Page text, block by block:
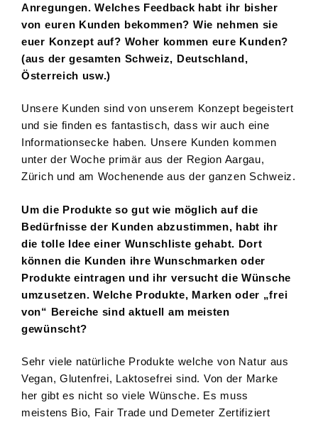
Anregungen. Welches Feedback habt ihr bisher
von euren Kunden bekommen? Wie nehmen sie
euer Konzept auf? Woher kommen eure Kunden?
(aus der gesamten Schweiz, Deutschland,
Österreich usw.)
Unsere Kunden sind von unserem Konzept begeistert
und sie finden es fantastisch, dass wir auch eine
Informationsecke haben. Unsere Kunden kommen
unter der Woche primär aus der Region Aargau,
Zürich und am Wochenende aus der ganzen Schweiz.
Um die Produkte so gut wie möglich auf die
Bedürfnisse der Kunden abzustimmen, habt ihr
die tolle Idee einer Wunschliste gehabt. Dort
können die Kunden ihre Wunschmarken oder
Produkte eintragen und ihr versucht die Wünsche
umzusetzen. Welche Produkte, Marken oder „frei
von“ Bereiche sind aktuell am meisten
gewünscht?
Sehr viele natürliche Produkte welche von Natur aus
Vegan, Glutenfrei, Laktosefrei sind. Von der Marke
her gibt es nicht so viele Wünsche. Es muss
meistens Bio, Fair Trade und Demeter Zertifiziert